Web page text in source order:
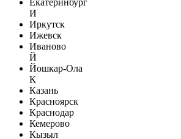
И
Иркутск
Ижевск
Иваново
Й
Йошкар-Ола
К
Казань
Красноярск
Краснодар
Кемерово
Кызыл